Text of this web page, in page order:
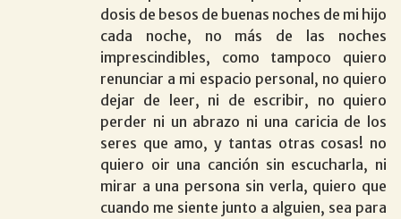
dosis de besos de buenas noches de mi hijo
cada noche, no más de las noches
imprescindibles, como tampoco quiero
renunciar a mi espacio personal, no quiero
dejar de leer, ni de escribir, no quiero
perder ni un abrazo ni una caricia de los
seres que amo, y tantas otras cosas! no
quiero oir una canción sin escucharla, ni
mirar a una persona sin verla, quiero que
cuando me siente junto a alguien, sea para